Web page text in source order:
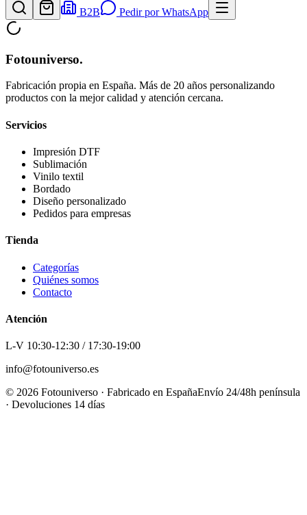
B2B
Pedir por WhatsApp
Fotouniverso.
Fabricación propia en España. Más de 20 años personalizando
productos con la mejor calidad y atención cercana.
Servicios
Impresión DTF
Sublimación
Vinilo textil
Bordado
Diseño personalizado
Pedidos para empresas
Tienda
Categorías
Quiénes somos
Contacto
Atención
L-V 10:30-12:30 / 17:30-19:00
info@fotouniverso.es
© 2026 Fotouniverso · Fabricado en EspañaEnvío 24/48h península
· Devoluciones 14 días